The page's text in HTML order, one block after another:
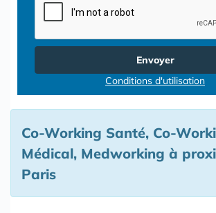
Envoyer
Conditions d'utilisation
Co-Working Santé, Co-
Médical, Medworking à
Paris